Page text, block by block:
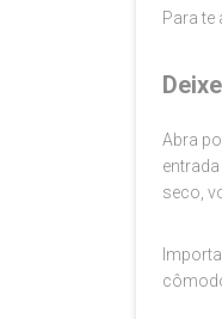
Para
Abra
seco,